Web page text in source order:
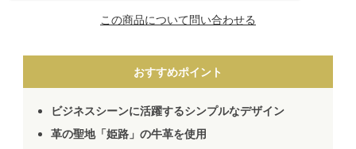
この商品について問い合わせる
おすすめポイント
ビジネスシーンに活躍するシンプルなデザイン
革の聖地「姫路」の牛革を使用